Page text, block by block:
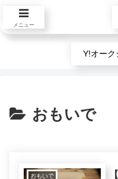
Y!オー
おもいで
おもいで
メニュー